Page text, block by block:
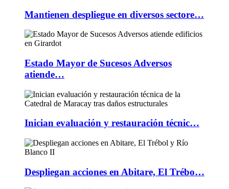
Mantienen despliegue en diversos sectore…
Estado Mayor de Sucesos Adversos
atiende…
Inician evaluación y restauración técnic…
Despliegan acciones en Abitare, El Trébo…